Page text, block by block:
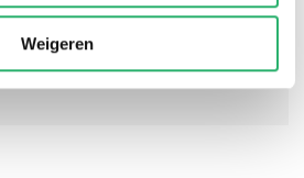
Weigeren